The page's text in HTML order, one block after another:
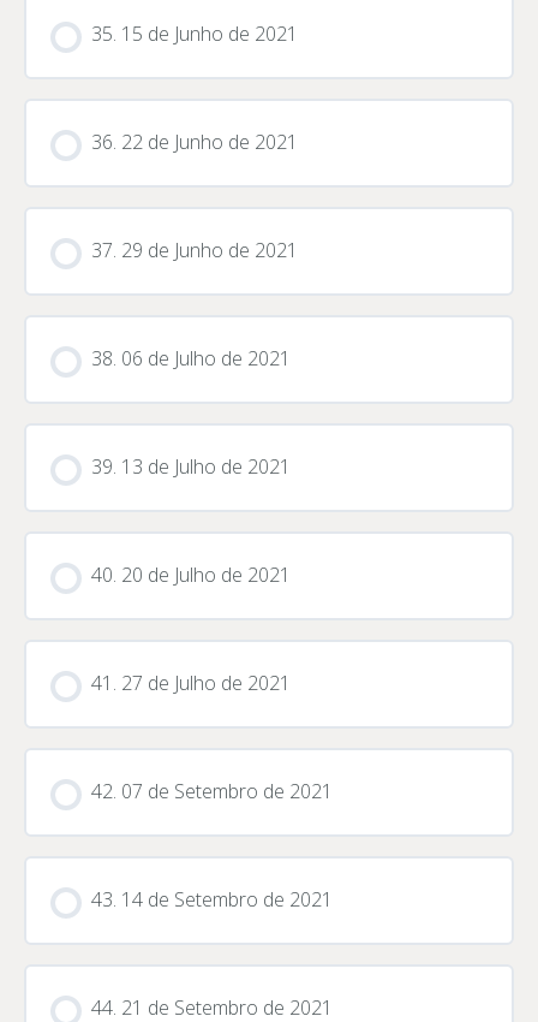
35. 15 de Junho de 2021
36. 22 de Junho de 2021
37. 29 de Junho de 2021
38. 06 de Julho de 2021
39. 13 de Julho de 2021
40. 20 de Julho de 2021
41. 27 de Julho de 2021
42. 07 de Setembro de 2021
43. 14 de Setembro de 2021
44. 21 de Setembro de 2021